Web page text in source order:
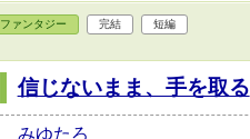
ファンタジー 完結 短編
信じないまま、手を取る
みゆたろ